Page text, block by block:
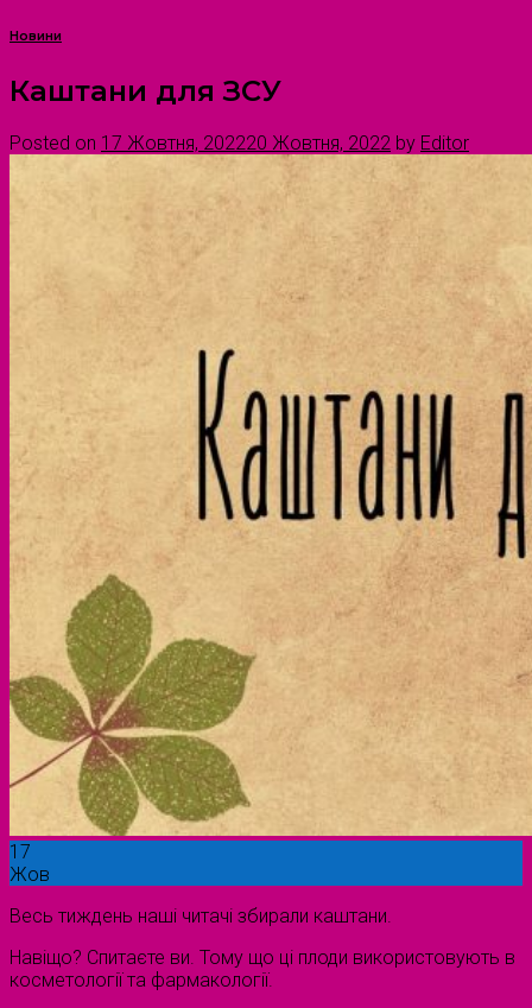
Новини
Каштани для ЗСУ
Posted on 17 Жовтня, 202220 Жовтня, 2022 by Editor
17
Жов
Весь тиждень наші читачі збирали каштани.
Навіщо? Спитаєте ви. Тому що ці плоди використовують в
косметології та фармакології.